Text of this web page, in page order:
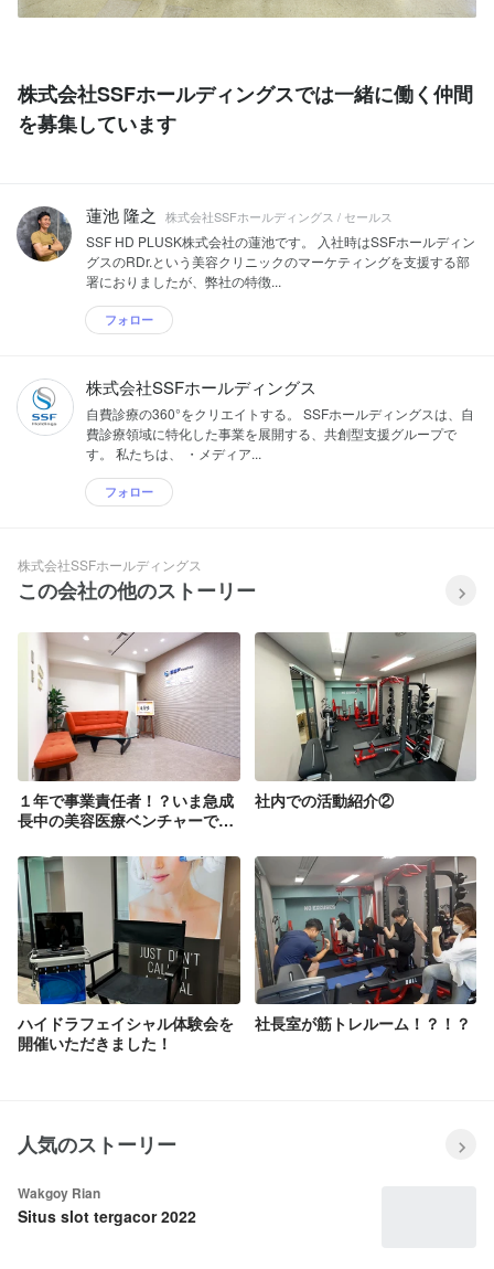
株式会社SSFホールディングスでは一緒に働く仲間
を募集しています
蓮池 隆之 株式会社SSFホールディングス / セールス
SSF HD PLUSK株式会社の蓮池です。 入社時はSSFホールディン
グスのRDr.という美容クリニックのマーケティングを支援する部
署におりましたが、弊社の特徴...
フォロー
株式会社SSFホールディングス
自費診療の360°をクリエイトする。 SSFホールディングスは、自
費診療領域に特化した事業を展開する、共創型支援グループで
す。 私たちは、 ・メディア...
フォロー
株式会社SSFホールディングス
この会社の他のストーリー
１年で事業責任者！？いま急成
長中の美容医療ベンチャーで挑
社内での活動紹介②
ハイドラフェイシャル体験会を
開催いただきました！
社長室が筋トレルーム！？！？
人気のストーリー
Wakgoy Rian
Situs slot tergacor 2022